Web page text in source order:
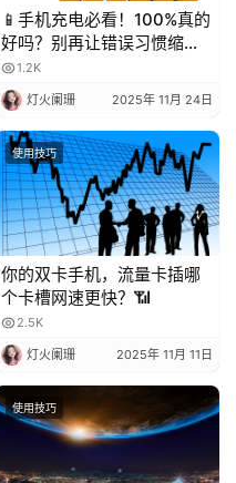
📱手机充电必看！100%真的
好吗？别再让错误习惯缩短
电池寿命！
1.2K
灯火阑珊 2025年 11月 24日
使用技巧
你的双卡手机，流量卡插哪
个卡槽网速更快？📶
2.5K
灯火阑珊 2025年 11月 11日
使用技巧